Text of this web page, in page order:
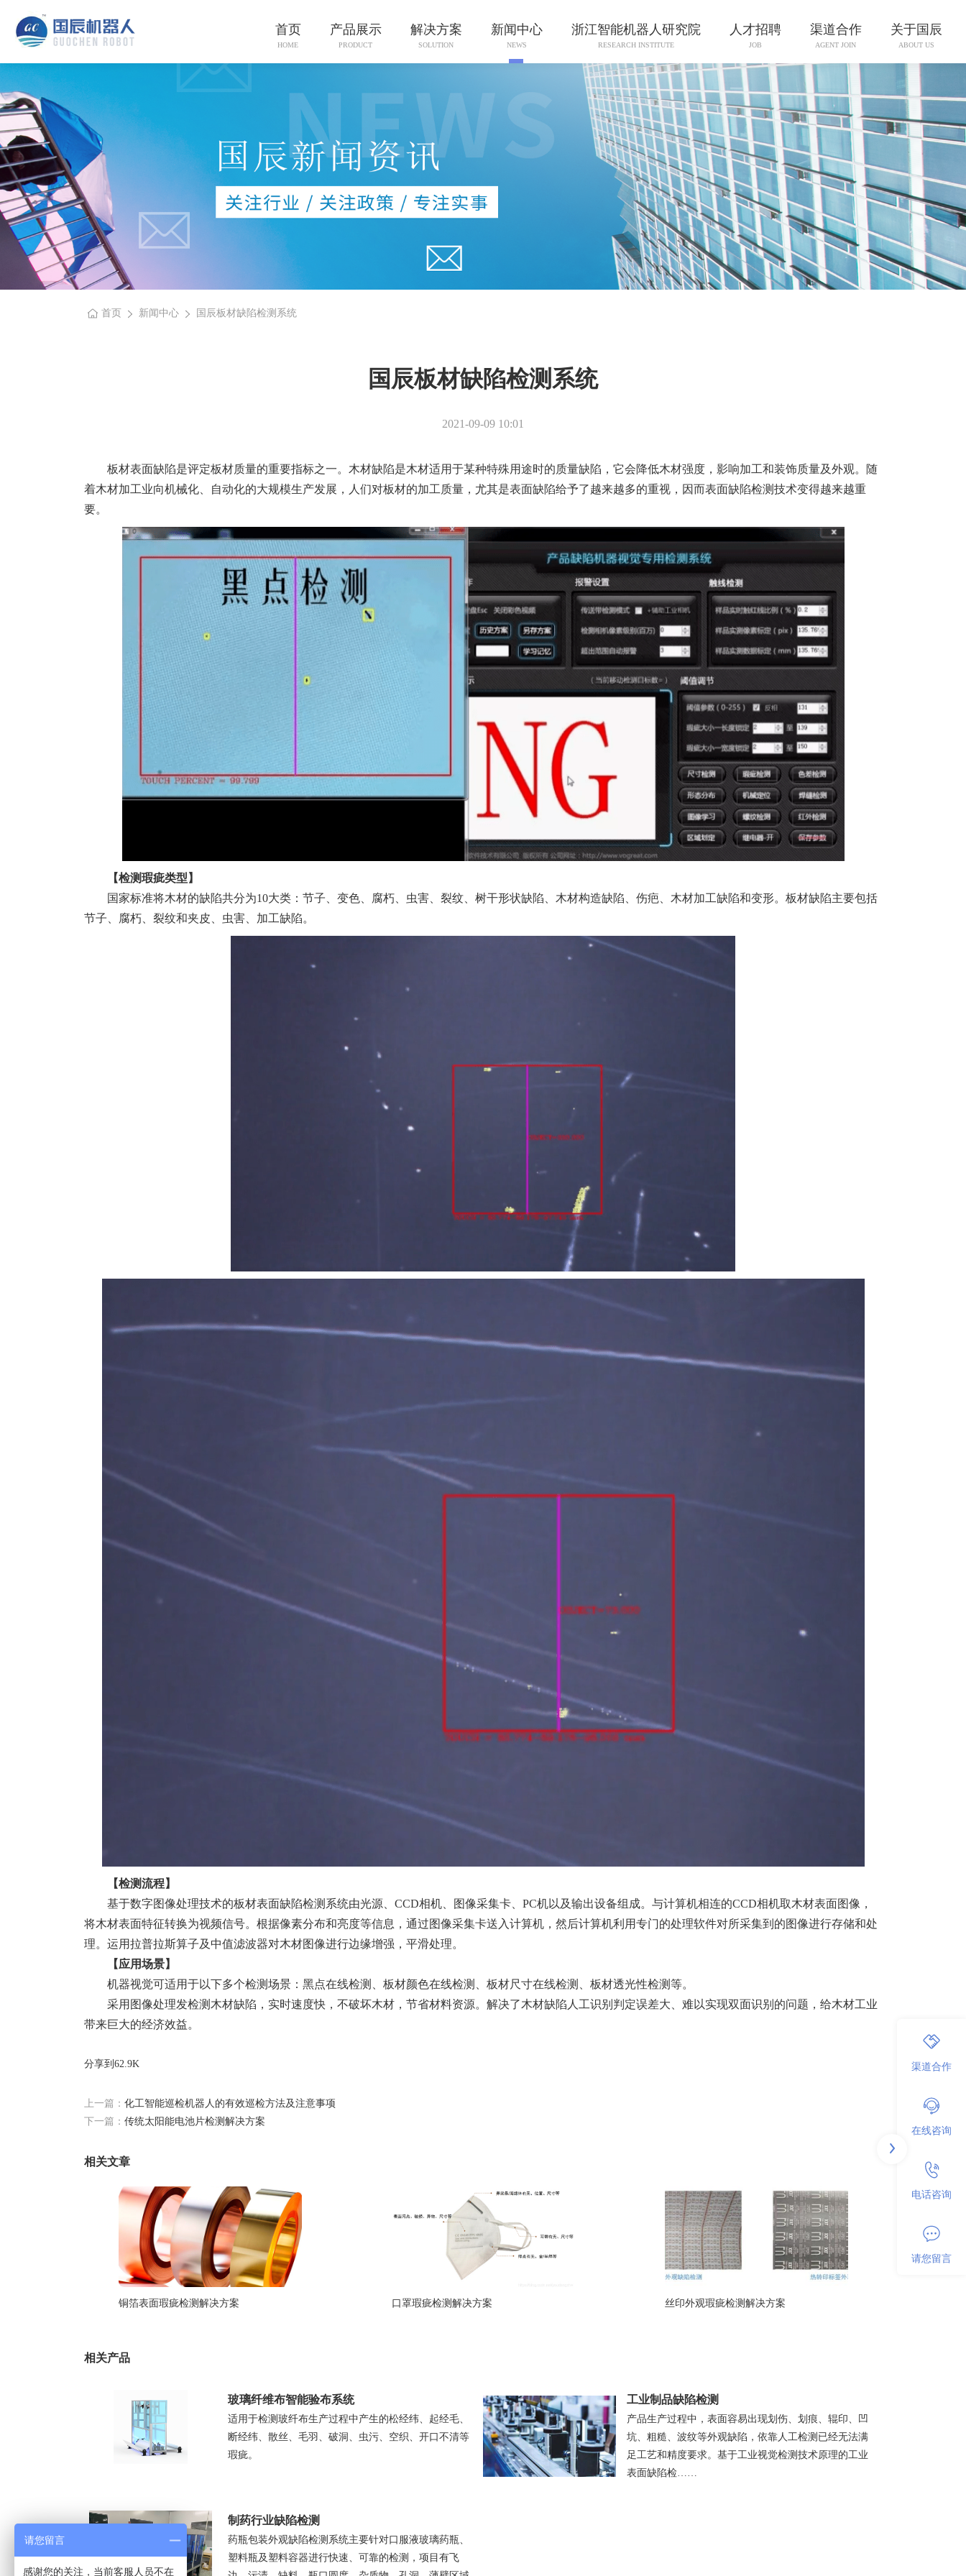
首页
HOME
产品展示
PRODUCT
解决方案
SOLUTION
新闻中心
NEWS
浙江智能机器人研究院
RESEARCH INSTITUTE
人才招聘
JOB
渠道合作
AGENT JOIN
关于国辰
ABOUT US
首页 新闻中心 国辰板材缺陷检测系统
国辰板材缺陷检测系统
2021-09-09 10:01
板材表面缺陷是评定板材质量的重要指标之一。木材缺陷是木材适用于某种特殊用途时的质量缺陷，它会降低木材强度，影响加工和装饰质量及外观。随
着木材加工业向机械化、自动化的大规模生产发展，人们对板材的加工质量，尤其是表面缺陷给予了越来越多的重视，因而表面缺陷检测技术变得越来越重
要。
【检测瑕疵类型】
国家标准将木材的缺陷共分为10大类：节子、变色、腐朽、虫害、裂纹、树干形状缺陷、木材构造缺陷、伤疤、木材加工缺陷和变形。板材缺陷主要包括
节子、腐朽、裂纹和夹皮、虫害、加工缺陷。
【检测流程】
基于数字图像处理技术的板材表面缺陷检测系统由光源、CCD相机、图像采集卡、PC机以及输出设备组成。与计算机相连的CCD相机取木材表面图像，
将木材表面特征转换为视频信号。根据像素分布和亮度等信息，通过图像采集卡送入计算机，然后计算机利用专门的处理软件对所采集到的图像进行存储和处
理。运用拉普拉斯算子及中值滤波器对木材图像进行边缘增强，平滑处理。
【应用场景】
机器视觉可适用于以下多个检测场景：黑点在线检测、板材颜色在线检测、板材尺寸在线检测、板材透光性检测等。
采用图像处理发检测木材缺陷，实时速度快，不破坏木材，节省材料资源。解决了木材缺陷人工识别判定误差大、难以实现双面识别的问题，给木材工业
带来巨大的经济效益。
分享到 62.9K
上一篇： 化工智能巡检机器人的有效巡检方法及注意事项
下一篇： 传统太阳能电池片检测解决方案
相关文章
铜箔表面瑕疵检测解决方案 口罩瑕疵检测解决方案 丝印外观瑕疵检测解决方案
相关产品
玻璃纤维布智能验布系统
适用于检测玻纤布生产过程中产生的松经纬、起经毛、
断经纬、散丝、毛羽、破洞、虫污、空织、开口不清等
瑕疵。
工业制品缺陷检测
产品生产过程中，表面容易出现划伤、划痕、辊印、凹
坑、粗糙、波纹等外观缺陷，依靠人工检测已经无法满
足工艺和精度要求。基于工业视觉检测技术原理的工业
表面缺陷检……
制药行业缺陷检测
药瓶包装外观缺陷检测系统主要针对口服液玻璃药瓶、
塑料瓶及塑料容器进行快速、可靠的检测，项目有飞
渠道合作
在线咨询
电话咨询
请您留言
请您留言
感谢您的关注，当前客服人员不在